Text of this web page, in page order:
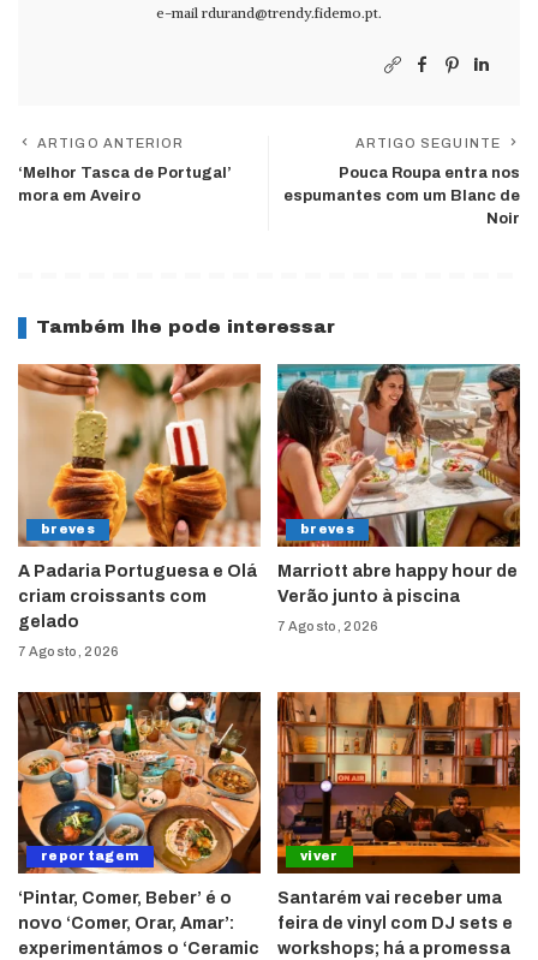
e-mail rdurand@trendy.fidemo.pt.
ARTIGO ANTERIOR
‘Melhor Tasca de Portugal’
mora em Aveiro
ARTIGO SEGUINTE
Pouca Roupa entra nos
espumantes com um Blanc de
Noir
Também lhe pode interessar
breves
A Padaria Portuguesa e Olá
criam croissants com
gelado
7 Agosto, 2026
breves
Marriott abre happy hour de
Verão junto à piscina
7 Agosto, 2026
reportagem
‘Pintar, Comer, Beber’ é o
novo ‘Comer, Orar, Amar’:
experimentámos o ‘Ceramic
viver
Santarém vai receber uma
feira de vinyl com DJ sets e
workshops; há a promessa